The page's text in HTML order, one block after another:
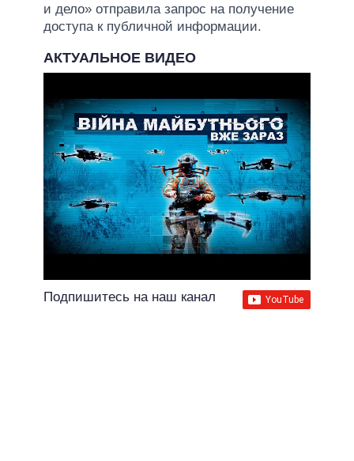
и дело» отправила запрос на получение
доступа к публичной информации.
АКТУАЛЬНОЕ ВИДЕО
Подпишитесь на наш канал